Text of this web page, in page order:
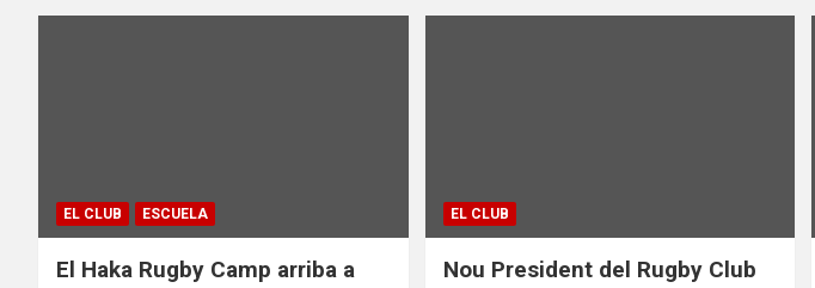
EL CLUB ESCUELA
El Haka Rugby Camp arriba a
EL CLUB
Nou President del Rugby Club